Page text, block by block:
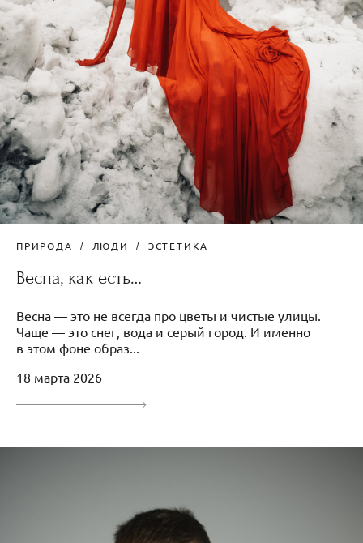
ПРИРОДА ЛЮДИ ЭСТЕТИКА
Весна, как есть…
Весна — это не всегда про цветы и чистые улицы.
Чаще — это снег, вода и серый город. И именно
в этом фоне образ...
18 марта 2026